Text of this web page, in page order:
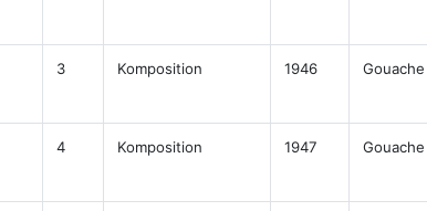
3 Komposition 1946 Gouache
4 Komposition 1947 Gouache